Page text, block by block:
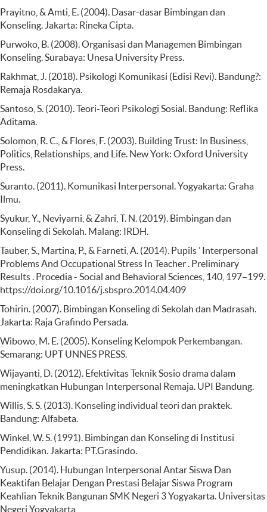
Prayitno, & Amti, E. (2004). Dasar-dasar Bimbingan dan
Konseling. Jakarta: Rineka Cipta.
Purwoko, B. (2008). Organisasi dan Managemen Bimbingan
Konseling. Surabaya: Unesa University Press.
Rakhmat, J. (2018). Psikologi Komunikasi (Edisi Revi). Bandung?:
Remaja Rosdakarya.
Santoso, S. (2010). Teori-Teori Psikologi Sosial. Bandung: Reflika
Aditama.
Solomon, R. C., & Flores, F. (2003). Building Trust: In Business,
Politics, Relationships, and Life. New York: Oxford University
Press.
Suranto. (2011). Komunikasi Interpersonal. Yogyakarta: Graha
Ilmu.
Syukur, Y., Neviyarni, & Zahri, T. N. (2019). Bimbingan dan
Konseling di Sekolah. Malang: IRDH.
Tauber, S., Martina, P., & Farneti, A. (2014). Pupils ’ Interpersonal
Problems And Occupational Stress In Teacher . Preliminary
Results . Procedia - Social and Behavioral Sciences, 140, 197–199.
https://doi.org/10.1016/j.sbspro.2014.04.409
Tohirin. (2007). Bimbingan Konseling di Sekolah dan Madrasah.
Jakarta: Raja Grafindo Persada.
Wibowo, M. E. (2005). Konseling Kelompok Perkembangan.
Semarang: UPT UNNES PRESS.
Wijayanti, D. (2012). Efektivitas Teknik Sosio drama dalam
meningkatkan Hubungan Interpersonal Remaja. UPI Bandung.
Willis, S. S. (2013). Konseling individual teori dan praktek.
Bandung: Alfabeta.
Winkel, W. S. (1991). Bimbingan dan Konseling di Institusi
Pendidikan. Jakarta: PT.Grasindo.
Yusup. (2014). Hubungan Interpersonal Antar Siswa Dan
Keaktifan Belajar Dengan Prestasi Belajar Siswa Program
Keahlian Teknik Bangunan SMK Negeri 3 Yogyakarta. Universitas
Negeri Yogyakarta